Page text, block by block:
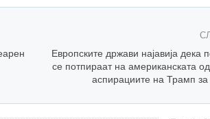
Европските држави најавија дека
се потпираат на американската
аспирациите на Трамп